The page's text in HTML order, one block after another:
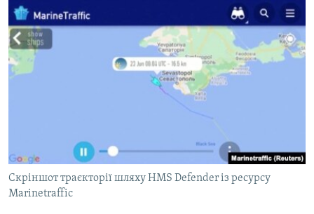
Скріншот траєкторії шляху HMS Defender із ресурсу
Marinetraffic